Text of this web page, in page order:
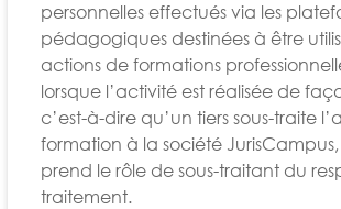
personnelles effectués via les
pédagogiques destinées à être
actions de formations
lorsque l’activité est réalisée de
c’est-à-dire qu’un tiers sous-traite
formation à la société
prend le rôle de sous-traitant du
traitement.